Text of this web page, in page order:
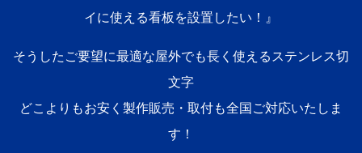
イに使える看板を設置したい！』
そうしたご要望に最適な屋外でも長く使えるステンレス切
文字
どこよりもお安く製作販売・取付も全国ご対応いたしま
す！